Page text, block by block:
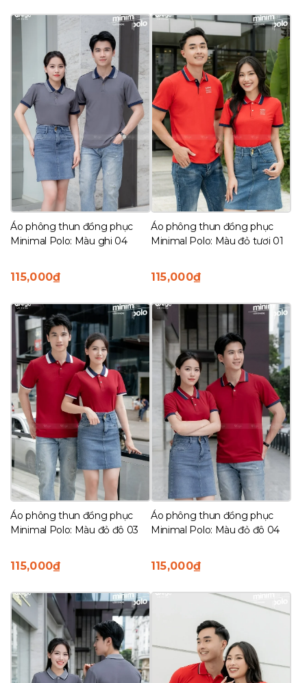
Áo phông thun đồng phục
Minimal Polo: Màu ghi 04
115,000₫
Áo phông thun đồng phục
Minimal Polo: Màu đỏ tươi 01
115,000₫
Áo phông thun đồng phục
Minimal Polo: Màu đỏ đô 03
115,000₫
Áo phông thun đồng phục
Minimal Polo: Màu đỏ đô 04
115,000₫